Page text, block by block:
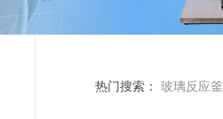
热门搜索： 玻璃反应釜